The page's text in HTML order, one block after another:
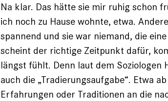
Na klar. Das hätte sie mir ruhig schon
ich noch zu Hause wohnte, etwa.
spannend und sie war niemand, die
scheint der richtige Zeitpunkt dafür,
längst fühlt. Denn laut dem
auch die „Tradierungsaufgabe“. Etwa
Erfahrungen oder Traditionen an die